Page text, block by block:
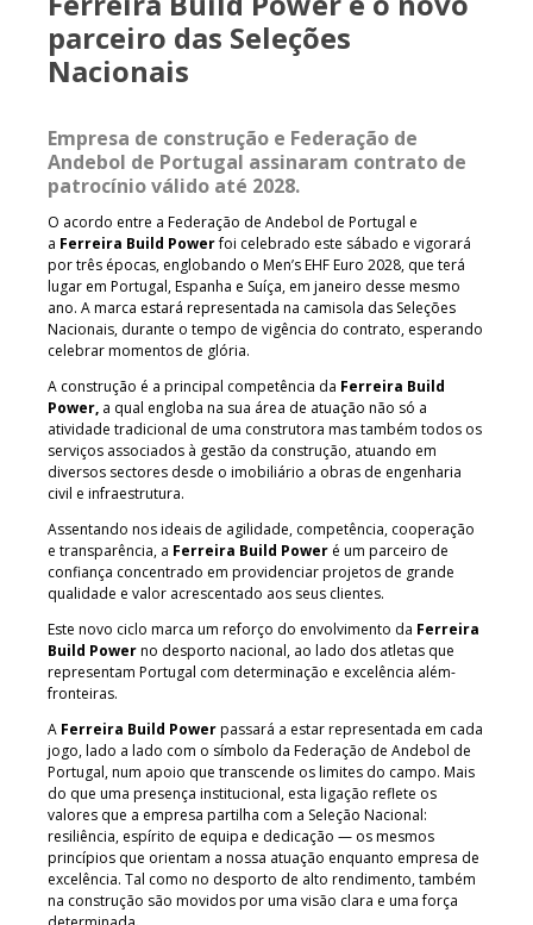
parceiro das Seleções
Nacionais
Empresa de construção e Federação de
Andebol de Portugal assinaram contrato de
patrocínio válido até 2028.
O acordo entre a Federação de Andebol de Portugal e
a Ferreira Build Powerfoi celebrado este sábado e vigorará
por três épocas, englobando o Men’s EHF Euro 2028, que terá
lugar em Portugal, Espanha e Suíça, em janeiro desse mesmo
ano. A marca estará representada na camisola das Seleções
Nacionais, durante o tempo de vigência do contrato, esperando
celebrar momentos de glória.
A construção é a principal competência da Ferreira Build
Power, a qual engloba na sua área de atuação não só a
atividade tradicional de uma construtora mas também todos os
serviços associados à gestão da construção, atuando em
diversos sectores desde o imobiliário a obras de engenharia
civil e infraestrutura.
Assentando nos ideais de agilidade, competência, cooperação
e transparência, a Ferreira Build Power é um parceiro de
confiança concentrado em providenciar projetos de grande
qualidade e valor acrescentado aos seus clientes.
Este novo ciclo marca um reforço do envolvimento da Ferreira
Build Powerno desporto nacional, ao lado dos atletas que
representam Portugal com determinação e excelência além-
fronteiras.
A Ferreira Build Powerpassará a estar representada em cada
jogo, lado a lado com o símbolo da Federação de Andebol de
Portugal, num apoio que transcende os limites do campo. Mais
do que uma presença institucional, esta ligação reflete os
valores que a empresa partilha com a Seleção Nacional:
resiliência, espírito de equipa e dedicação — os mesmos
princípios que orientam a nossa atuação enquanto empresa de
excelência. Tal como no desporto de alto rendimento, também
na construção são movidos por uma visão clara e uma força